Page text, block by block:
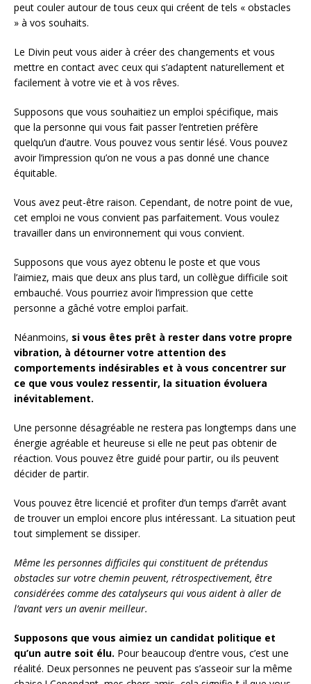
peut couler autour de tous ceux qui créent de tels « obstacles
» à vos souhaits.
Le Divin peut vous aider à créer des changements et vous
mettre en contact avec ceux qui s’adaptent naturellement et
facilement à votre vie et à vos rêves.
Supposons que vous souhaitiez un emploi spécifique, mais
que la personne qui vous fait passer l’entretien préfère
quelqu’un d’autre. Vous pouvez vous sentir lésé. Vous pouvez
avoir l’impression qu’on ne vous a pas donné une chance
équitable.
Vous avez peut-être raison. Cependant, de notre point de vue,
cet emploi ne vous convient pas parfaitement. Vous voulez
travailler dans un environnement qui vous convient.
Supposons que vous ayez obtenu le poste et que vous
l’aimiez, mais que deux ans plus tard, un collègue difficile soit
embauché. Vous pourriez avoir l’impression que cette
personne a gâché votre emploi parfait.
Néanmoins, si vous êtes prêt à rester dans votre propre
vibration, à détourner votre attention des
comportements indésirables et à vous concentrer sur
ce que vous voulez ressentir, la situation évoluera
inévitablement.
Une personne désagréable ne restera pas longtemps dans une
énergie agréable et heureuse si elle ne peut pas obtenir de
réaction. Vous pouvez être guidé pour partir, ou ils peuvent
décider de partir.
Vous pouvez être licencié et profiter d’un temps d’arrêt avant
de trouver un emploi encore plus intéressant. La situation peut
tout simplement se dissiper.
Même les personnes difficiles qui constituent de prétendus
obstacles sur votre chemin peuvent, rétrospectivement, être
considérées comme des catalyseurs qui vous aident à aller de
l’avant vers un avenir meilleur.
Supposons que vous aimiez un candidat politique et
qu’un autre soit élu. Pour beaucoup d’entre vous, c’est une
réalité. Deux personnes ne peuvent pas s’asseoir sur la même